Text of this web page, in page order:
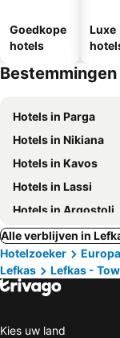
Goedkope
hotels
Luxe
Hotels in Parga
Hotels in Nikiana
Hotels in Kavos
Hotels in Lassi
Hotels in Argostoli
Alle verblijven in
Hotelzoeker
Europa
Lefkas
Lefkas -
Kies uw land